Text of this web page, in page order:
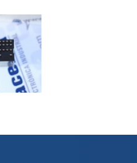
más adecuada